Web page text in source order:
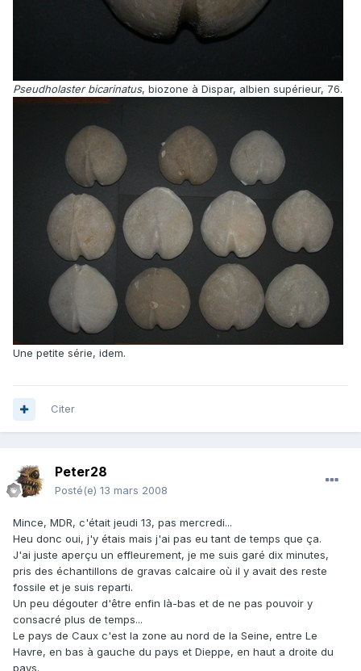
Pseudholaster bicarinatus, biozone à Dispar, albien supérieur, 76.
Une petite série, idem.
Citer
Peter28
Posté(e) 13 mars 2008
Mince, MDR, c'était jeudi 13, pas mercredi...
Heu donc oui, j'y étais mais j'ai pas eu tant de temps que ça.
J'ai juste aperçu un effleurement, je me suis garé dix minutes,
pris des échantillons de gravas calcaire où il y avait des reste
fossile et je suis reparti.
Un peu dégouter d'être enfin là-bas et de ne pas pouvoir y
consacré plus de temps...
Le pays de Caux c'est la zone au nord de la Seine, entre Le
Havre, en bas à gauche du pays et Dieppe, en haut a droite du
pays.